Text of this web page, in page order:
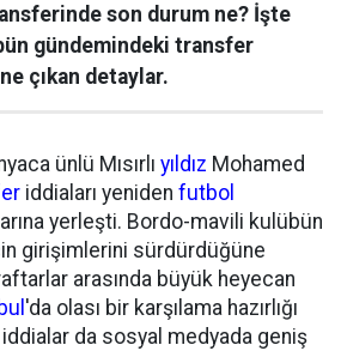
son durum ne? İşte
gündemindeki transfer
çıkan detaylar.
ünlü Mısırlı yıldız Mohamed
iddiaları yeniden futbol
yerleşti. Bordo-mavili kulübün
girişimlerini sürdürdüğüne
arasında büyük heyecan
'da olası bir karşılama hazırlığı
iddialar da sosyal medyada geniş